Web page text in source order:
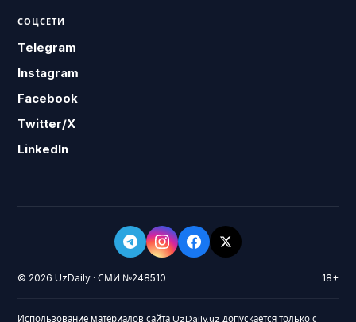
СОЦСЕТИ
Telegram
Instagram
Facebook
Twitter/X
LinkedIn
© 2026 UzDaily · СМИ №248510 18+
Использование материалов сайта UzDaily.uz допускается только с